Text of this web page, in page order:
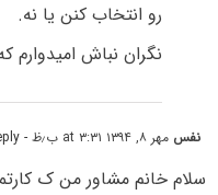
رو انتخاب کنن یا نه.
نگران نباش امیدوارم
نفس مهر ۸, ۱۳۹۴ at ۳:۳۱ ب٫ظ - Reply
سلام خانم مشاور من ک